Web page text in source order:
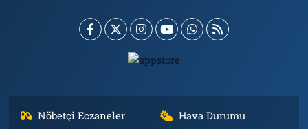
Nöbetçi Eczaneler Hava Durumu